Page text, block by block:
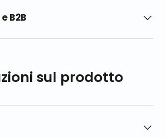
B2B
sul prodotto